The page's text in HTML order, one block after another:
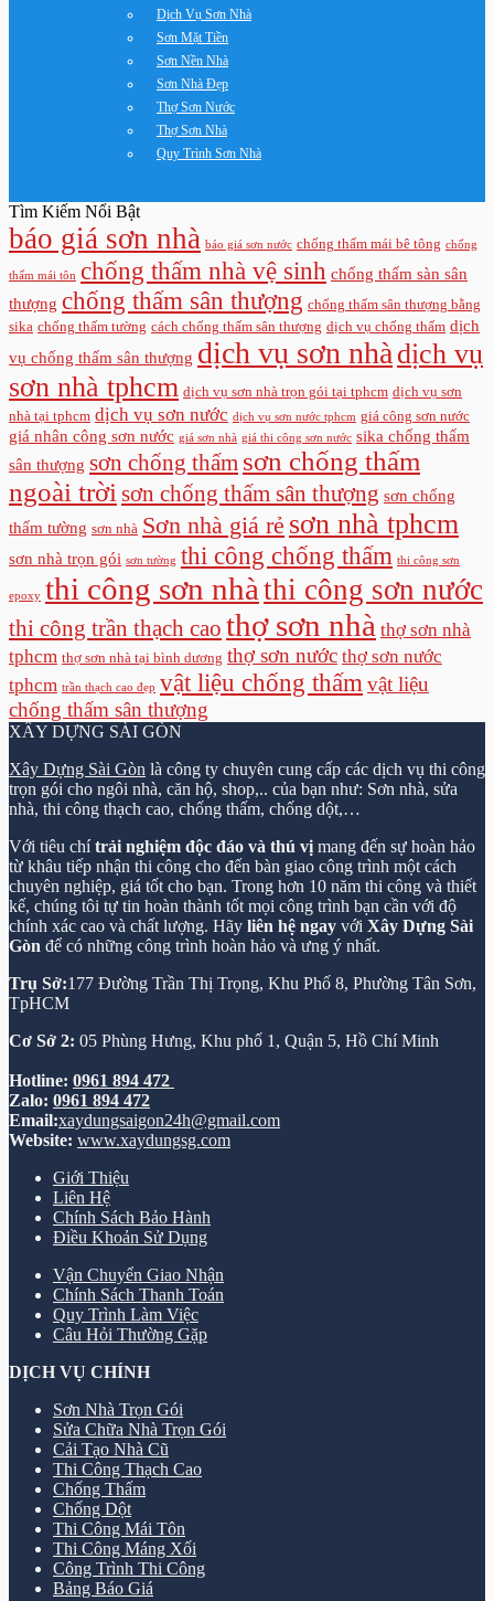
Dịch Vụ Sơn Nhà
Sơn Mặt Tiền
Sơn Nền Nhà
Sơn Nhà Đẹp
Thợ Sơn Nước
Thợ Sơn Nhà
Quy Trình Sơn Nhà
Tìm Kiếm Nổi Bật
báo giá sơn nhà báo giá sơn nước chống thấm mái bê tông chống
thấm mái tôn chống thấm nhà vệ sinh chống thấm sàn sân
thượng chống thấm sân thượng chống thấm sân thượng bằng
sika chống thấm tường cách chống thấm sân thượng dịch vụ chống thấm dịch
vụ chống thấm sân thượng dịch vụ sơn nhà dịch vụ
sơn nhà tphcm dịch vụ sơn nhà trọn gói tại tphcm dịch vụ sơn
nhà tại tphcm dịch vụ sơn nước dịch vụ sơn nước tphcm giá công sơn nước
giá nhân công sơn nước giá sơn nhà giá thi công sơn nước sika chống thấm
sân thượng sơn chống thấm sơn chống thấm
ngoài trời sơn chống thấm sân thượng sơn chống
thấm tường sơn nhà Sơn nhà giá rẻ sơn nhà tphcm
sơn nhà trọn gói sơn tường thi công chống thấm thi công sơn
epoxy thi công sơn nhà thi công sơn nước
thi công trần thạch cao thợ sơn nhà thợ sơn nhà
tphcm thợ sơn nhà tại bình dương thợ sơn nước thợ sơn nước
tphcm trần thạch cao đẹp vật liệu chống thấm vật liệu
chống thấm sân thượng
XÂY DỰNG SÀI GÒN
Xây Dựng Sài Gòn là công ty chuyên cung cấp các dịch vụ thi công
trọn gói cho ngôi nhà, căn hộ, shop,.. của bạn như: Sơn nhà, sửa
nhà, thi công thạch cao, chống thấm, chống dột,…
Với tiêu chítrải nghiệm độc đáo và thú vị mang đến sự hoàn hảo
từ khâu tiếp nhận thi công cho đến bàn giao công trình một cách
chuyên nghiệp, giá tốt cho bạn. Trong hơn 10 năm thi công và thiết
kế, chúng tôi tự tin hoàn thành tốt mọi công trình bạn cần với độ
chính xác cao và chất lượng. Hãy liên hệ ngay với Xây Dựng Sài
Gòn để có những công trình hoàn hảo và ưng ý nhất.
Trụ Sở:177 Đường Trần Thị Trọng, Khu Phố 8, Phường Tân Sơn,
TpHCM
Cơ Sở 2: 05 Phùng Hưng, Khu phố 1, Quận 5, Hồ Chí Minh
Hotline: 0961 894 472
Zalo: 0961 894 472
Email:xaydungsaigon24h@gmail.com
Website: www.xaydungsg.com
Giới Thiệu
Liên Hệ
Chính Sách Bảo Hành
Điều Khoản Sử Dụng
Vận Chuyển Giao Nhận
Chính Sách Thanh Toán
Quy Trình Làm Việc
Câu Hỏi Thường Gặp
DỊCH VỤ CHÍNH
Sơn Nhà Trọn Gói
Sửa Chữa Nhà Trọn Gói
Cải Tạo Nhà Cũ
Thi Công Thạch Cao
Chống Thấm
Chống Dột
Thi Công Mái Tôn
Thi Công Máng Xối
Công Trình Thi Công
Bảng Báo Giá